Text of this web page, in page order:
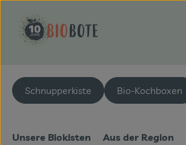
Schnupperkiste Bio-Kochboxen
Unsere Biokisten Aus der Region